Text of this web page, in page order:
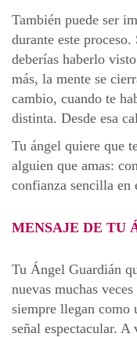
También puede ser
durante este
deberías haberlo
más, la mente se
cambio, cuando te
distinta. Desde esa
Tu ángel quiere que
alguien que amas:
confianza sencilla en
MENSAJE DE TU
Tu Ángel Guardián
nuevas muchas
siempre llegan como
señal espectacular. A